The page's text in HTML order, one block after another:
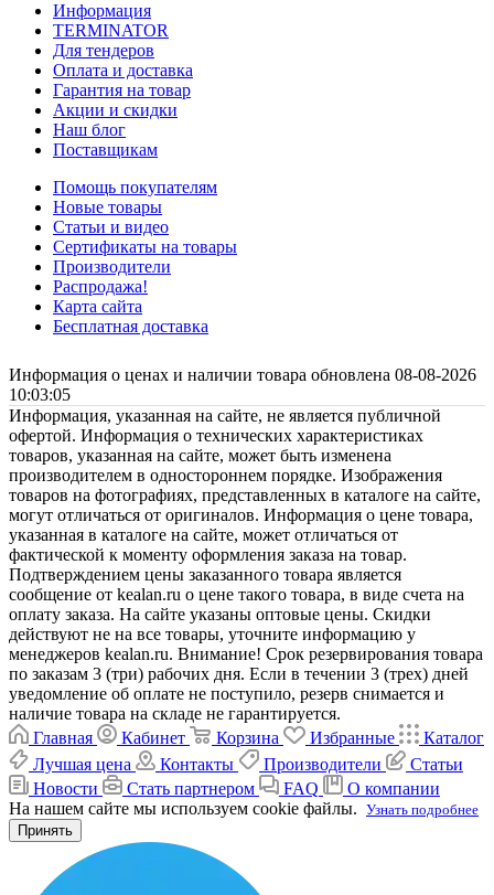
Информация
TERMINATOR
Для тендеров
Оплата и доставка
Гарантия на товар
Акции и скидки
Наш блог
Поставщикам
Помощь покупателям
Новые товары
Статьи и видео
Сертификаты на товары
Производители
Распродажа!
Карта сайта
Бесплатная доставка
Информация о ценах и наличии товара обновлена 08-08-2026
10:03:05
Информация, указанная на сайте, не является публичной
офертой. Информация о технических характеристиках
товаров, указанная на сайте, может быть изменена
производителем в одностороннем порядке. Изображения
товаров на фотографиях, представленных в каталоге на сайте,
могут отличаться от оригиналов. Информация о цене товара,
указанная в каталоге на сайте, может отличаться от
фактической к моменту оформления заказа на товар.
Подтверждением цены заказанного товара является
сообщение от kealan.ru о цене такого товара, в виде счета на
оплату заказа. На сайте указаны оптовые цены. Скидки
действуют не на все товары, уточните информацию у
менеджеров kealan.ru. Внимание! Срок резервирования товара
по заказам 3 (три) рабочих дня. Если в течении 3 (трех) дней
уведомление об оплате не поступило, резерв снимается и
наличие товара на складе не гарантируется.
Главная
Кабинет Корзина Избранные
Каталог
Лучшая цена
Контакты Производители
Статьи
Новости
Стать партнером FAQ
О компании
На нашем сайте мы используем cookie файлы. Узнать подробнее
Принять